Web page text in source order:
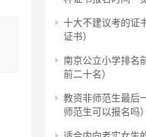
十大不建议考的证
证书）
南京公立小学排名
前二十名）
教资非师范生最后
师范生可以报名吗）